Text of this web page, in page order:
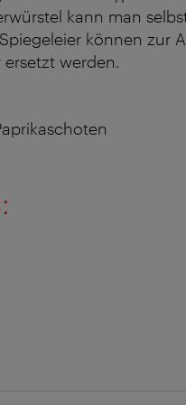
kann man
können zur
werden.